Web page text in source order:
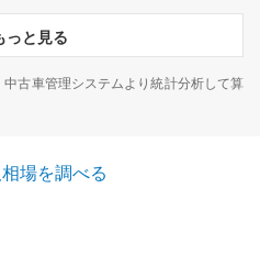
っと見る
古車管理システムより統計分析して算
場を調べる